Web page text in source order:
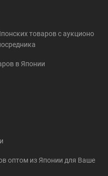
товаров c аукционо
в Японии
оптом из Японии для Ваше